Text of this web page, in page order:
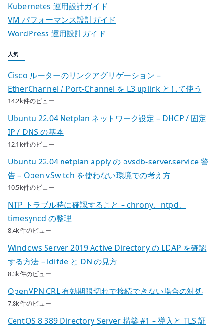
Kubernetes 運用設計ガイド
VM パフォーマンス設計ガイド
WordPress 運用設計ガイド
人気
Cisco ルーターのリンクアグリゲーション –
EtherChannel / Port-Channel を L3 uplink として使う
14.2k件のビュー
Ubuntu 22.04 Netplan ネットワーク設定 – DHCP / 固定
IP / DNS の基本
12.1k件のビュー
Ubuntu 22.04 netplan apply の ovsdb-server.service 警
告 – Open vSwitch を使わない環境での考え方
10.5k件のビュー
NTP トラブル時に確認すること – chrony、ntpd、
timesyncd の整理
8.4k件のビュー
Windows Server 2019 Active Directory の LDAP を確認
する方法 – ldifde と DN の見方
8.3k件のビュー
OpenVPN CRL 有効期限切れで接続できない場合の対処
7.8k件のビュー
CentOS 8 389 Directory Server 構築 #1 – 導入と TLS 証